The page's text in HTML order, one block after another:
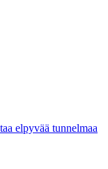
elpyvää tunnelmaa